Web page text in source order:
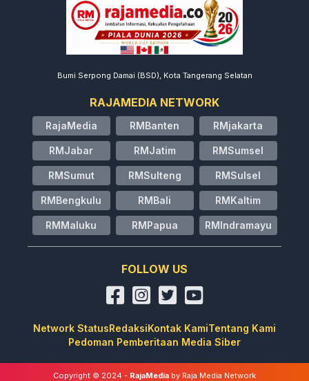
Bumi Serpong Damai (BSD), Kota Tangerang Selatan
RAJAMEDIA NETWORK
RajaMedia RMBanten RMjakarta
RMJabar RMJatim RMSumsel
RMSumut RMSulteng RMSulsel
RMBengkulu RMBali RMKaltim
RMMaluku RMPapua RMIndramayu
FOLLOW US
Network StatusRedaksiKontak KamiTentang Kami
Pedoman Pemberitaan Media Siber
Copyright © 2024 - RajaMedia by Raja Media Network